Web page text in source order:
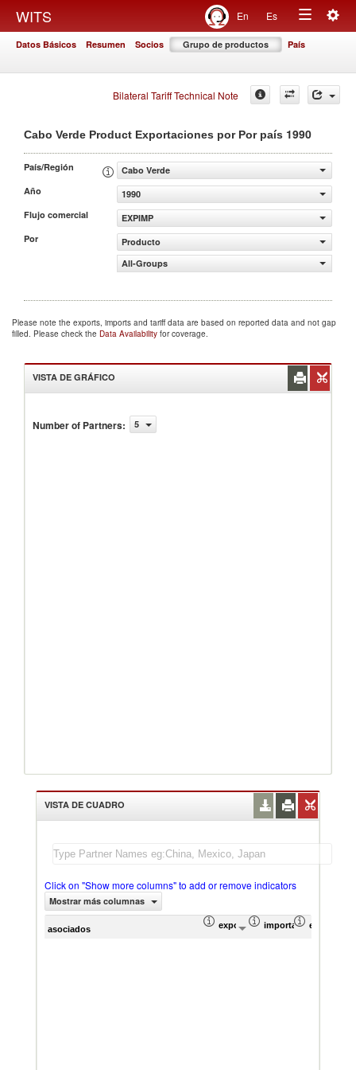
WITS En Es
Toggle
Datos Básicos Resumen Socios Grupo de productos País
Bilateral Tariff Technical Note
Cabo Verde Product Exportaciones por Por país 1990
País/Región
Cabo Verde
Año
1990
Flujo comercial
EXPIMP
Por
Producto
All-Groups
Please note the exports, imports and tariff data are based on reported data and not gap
filled. Please check the Data Availability for coverage.
VISTA DE GRÁFICO
Number of Partners: 5
VISTA DE CUADRO
Click on "Show more columns" to add or remove indicators
Mostrar más columnas
asociados exportación Valor del comercio
importación Valor del